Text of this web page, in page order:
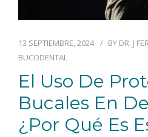
13 SEPTIEMBRE, 2024 BY DR. J
BUCODENTAL
El Uso De
Bucales En
¿por Qué Es